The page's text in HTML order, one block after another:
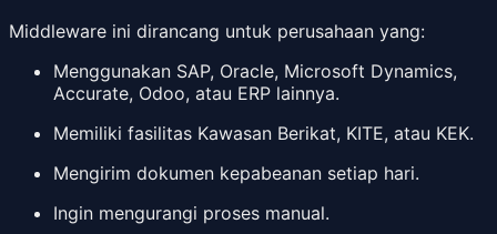
Middleware ini dirancang untuk perusahaan yang:
Menggunakan SAP, Oracle, Microsoft Dynamics,
Accurate, Odoo, atau ERP lainnya.
Memiliki fasilitas Kawasan Berikat, KITE, atau KEK.
Mengirim dokumen kepabeanan setiap hari.
Ingin mengurangi proses manual.